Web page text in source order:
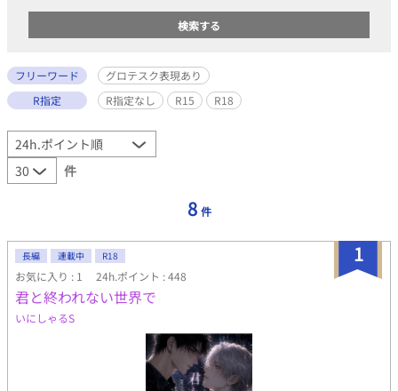
フリーワード
グロテスク表現あり
R指定
R指定なし R15 R18
件
8 件
1
長編 連載中 R18
お気に入り : 1 24h.ポイント : 448
君と終われない世界で
いにしゃるS